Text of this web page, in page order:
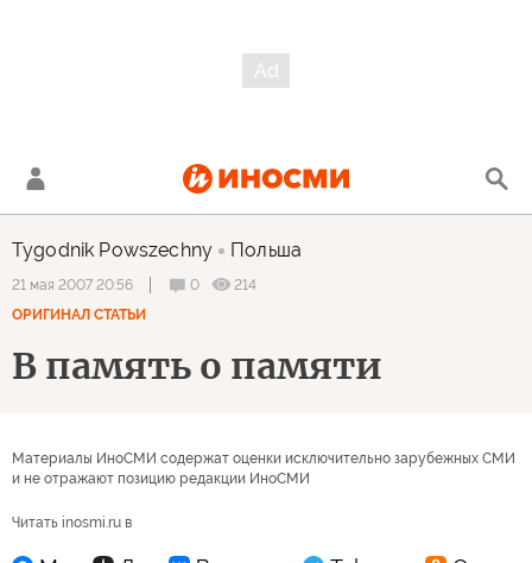
Tygodnik Powszechny Польша
21 мая 2007 20:56 0
214
ОРИГИНАЛ СТАТЬИ
В память о памяти
Материалы ИноСМИ содержат оценки исключительно зарубежных СМИ
и не отражают позицию редакции ИноСМИ
Читать inosmi.ru в